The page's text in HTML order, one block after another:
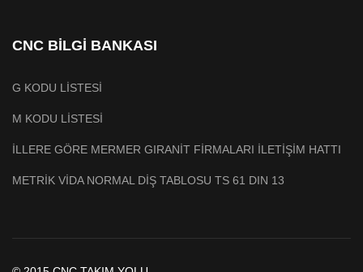
CNC BİLGİ BANKASI
G KODU LİSTESİ
M KODU LİSTESİ
İLLERE GÖRE MERMER GIRANİT FİRMALARI İLETİŞİM HATTI
METRİK VİDA NORMAL DİŞ TABLOSU TS 61 DIN 13